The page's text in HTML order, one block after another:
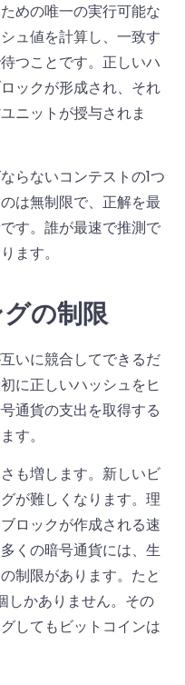
めの唯一の実行可能な
ュ値を計算し、一致す
つことです。正しいハ
ックが形成され、それ
ニットが授与されま
らないコンテストの1つ
は無制限で、正解を最
す。誰が最速で推測で
ます。
の制限
いに競合してできるだ
に正しいハッシュをヒ
通貨の支出を取得する
す。
も増します。新しいビ
が難しくなります。理
ロックが作成される速
くの暗号通貨には、生
制限があります。たと
しかありません。その
してもビットコインは